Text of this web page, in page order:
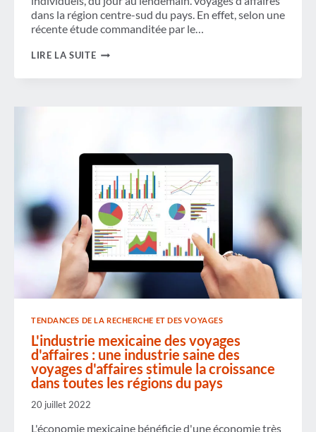
dans la région centre-sud du pays. En effet, selon une
récente étude commanditée par le…
LIRE LA SUITELES
EFFICACES :
LES
VOYAGES
AVEC
NUITÉES
STIMULENT
UN
MARCHÉ
EN
PLEIN
TENDANCES DE LA RECHERCHE ET DES VOYAGES
L'industrie mexicaine des voyages
d'affaires : une industrie saine des
voyages d'affaires stimule la croissance
dans toutes les régions du pays
20 juillet 2022
L'économie mexicaine bénéficie d'une économie très